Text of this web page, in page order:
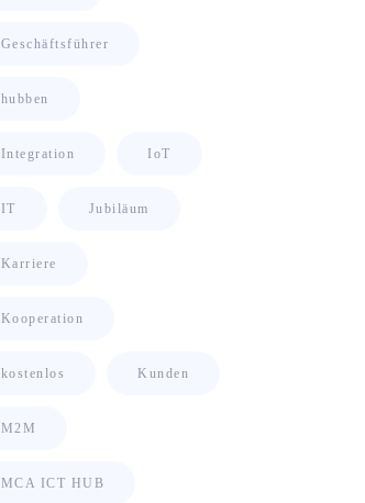
Geschäftsführer
hubben
Integration IoT
IT Jubiläum
Karriere
Kooperation
kostenlos Kunden
M2M
MCA ICT HUB